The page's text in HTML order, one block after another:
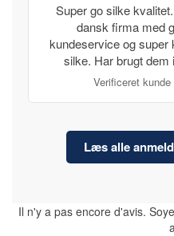
Super go silke
dansk firma med
kundeservice og super
silke. Har brugt dem
Verificeret kunde
Læs alle
Il n'y a pas encore d'avis.